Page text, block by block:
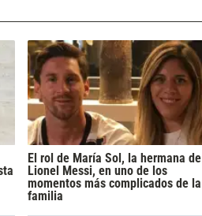
El rol de María Sol, la hermana de
Lionel Messi, en uno de los
momentos más complicados de la
familia